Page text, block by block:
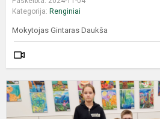
Kategorija: Renginiai
Mokytojas Gintaras Daukša